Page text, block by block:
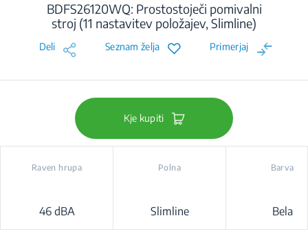
BDFS26120WQ: Prostostoječi pomivalni
stroj (11 nastavitev položajev, Slimline)
Deli Seznam želja Primerjaj
Kje kupiti
Raven hrupa
46 dBA
Polna
Slimline
Barva
Bela